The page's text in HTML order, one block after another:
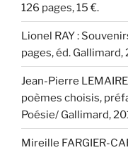
126 pages, 15 €.
Lionel RAY :
pages, éd. Gallimard,
Jean-Pierre
poèmes choisis,
Poésie/ Gallimard,
Mireille FARGIER-